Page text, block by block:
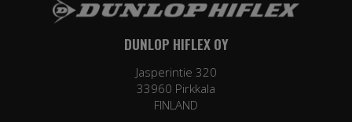
DUNLOP HIFLEX OY
Jasperintie 320
33960 Pirkkala
FINLAND